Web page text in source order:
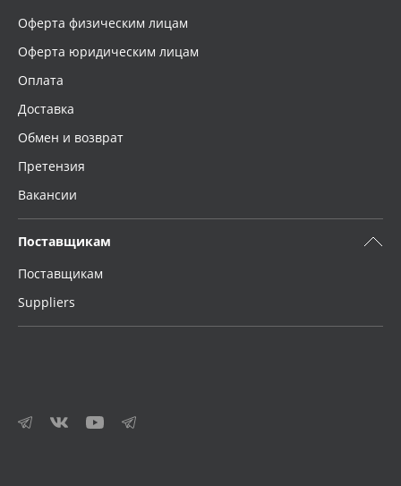
Оферта физическим лицам
Оферта юридическим лицам
Оплата
Доставка
Обмен и возврат
Претензия
Вакансии
Поставщикам
Поставщикам
Suppliers